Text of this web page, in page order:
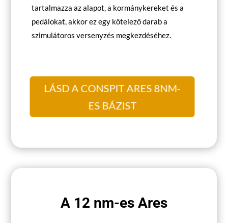
tartalmazza az alapot, a kormánykereket és a
pedálokat, akkor ez egy kötelező darab a
szimulátoros versenyzés megkezdéséhez.
LÁSD A CONSPIT ARES 8NM-
ES BÁZIST
A 12 nm-es Ares